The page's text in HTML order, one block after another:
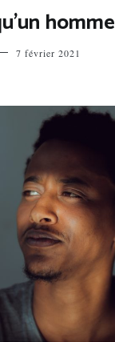
homme
7 février 2021